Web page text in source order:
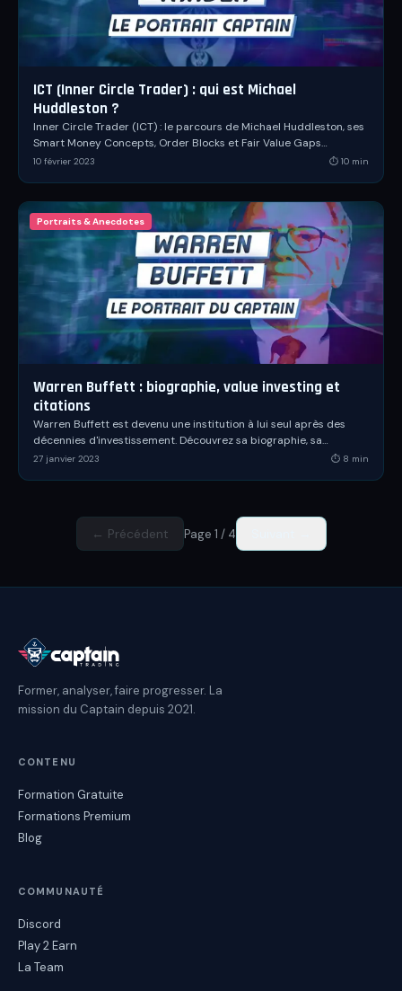
ICT (Inner Circle Trader) : qui est Michael
Huddleston ?
Inner Circle Trader (ICT) : le parcours de Michael Huddleston, ses
Smart Money Concepts, Order Blocks et Fair Value Gaps
décryptés dans ce dossier complet.
10 février 2023 ⏱ 10 min
Portraits & Anecdotes
Warren Buffett : biographie, value investing et
citations
Warren Buffett est devenu une institution à lui seul après des
décennies d'investissement. Découvrez sa biographie, sa
stratégie de value investing et ses citations.
27 janvier 2023 ⏱ 8 min
← Précédent Page 1 / 4
Former, analyser, faire progresser. La
mission du Captain depuis 2021.
CONTENU
Formation Gratuite
Formations Premium
Blog
COMMUNAUTÉ
Discord
Play 2 Earn
La Team